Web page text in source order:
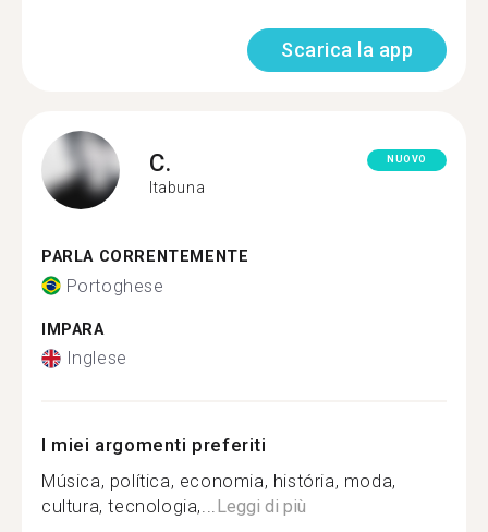
Scarica la app
C.
Itabuna
NUOVO
PARLA CORRENTEMENTE
Portoghese
IMPARA
Inglese
I miei argomenti preferiti
Música, política, economia, história, moda,
cultura, tecnologia,...Leggi di più